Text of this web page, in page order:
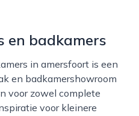
en badkamers
en badkamershowroom
voor zowel complete
voor kleinere